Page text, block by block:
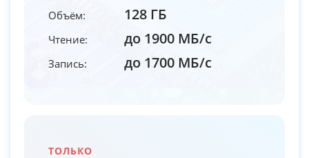
Объём: 128 ГБ
Чтение: до 1900 МБ/с
Запись: до 1700 МБ/с
ТОЛЬКО